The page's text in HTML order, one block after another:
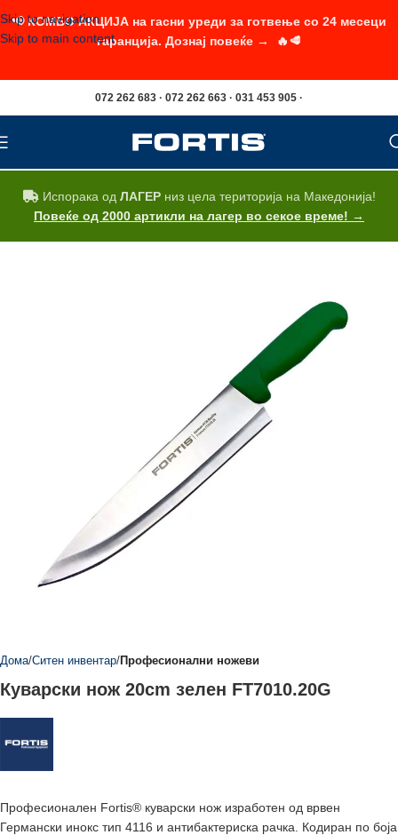
Skip to navigation
Skip to main content
072 262 683 · 072 262 663 · 031 453 905 ·
Испорака од ЛАГЕРниз цела територија на Македонија!
Повеќе од 2000 артикли на лагер во секое време! →
Дома Ситен инвентар Професионални ножеви
Куварски нож 20cm зелен FT7010.20G
Професионален Fortis® куварски нож изработен од врвен
Германски инокс тип 4116 и антибактериска рачка. Кодиран по боја
📢 КОМБО АКЦИЈА на гасни уреди за готвење со 24 месеци
гаранција. Дознај повеќе → 🔥🥩